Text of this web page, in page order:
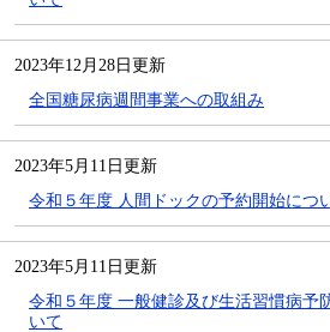
2023年12月28日更新
全国糖尿病週間事業への取組み
2023年5月11日更新
令和５年度 人間ドックの予約開始につ
2023年5月11日更新
令和５年度 一般健診及び生活習慣病予
いて